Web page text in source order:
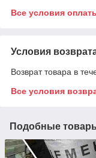
Все условия
Условия
Возврат товара в
Все условия
Подобные